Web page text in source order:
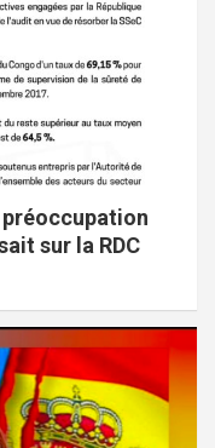
préoccupation
sur la RDC